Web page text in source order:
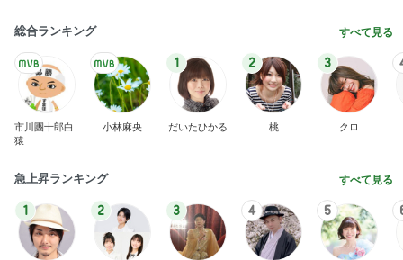
総合ランキング すべて見る
市川團十郎白
猿
小林麻央
1
だいたひかる
2
桃
3
クロ
急上昇ランキング すべて見る
1 2 3 4 5